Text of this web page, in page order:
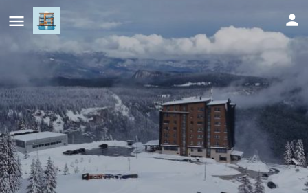
Prestige Lux Andan - Apart hotel
Horizont Jahorina
297KM